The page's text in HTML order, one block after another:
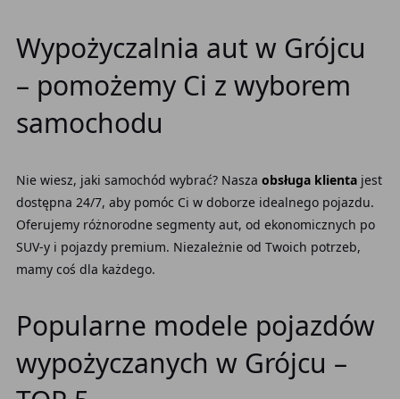
Wypożyczalnia aut w Grójcu
– pomożemy Ci z wyborem
samochodu
Nie wiesz, jaki samochód wybrać? Nasza obsługa klientajest
dostępna 24/7, aby pomóc Ci w doborze idealnego pojazdu.
Oferujemy różnorodne segmenty aut, od ekonomicznych po
SUV-y i pojazdy premium. Niezależnie od Twoich potrzeb,
mamy coś dla każdego.
Popularne modele pojazdów
wypożyczanych w Grójcu –